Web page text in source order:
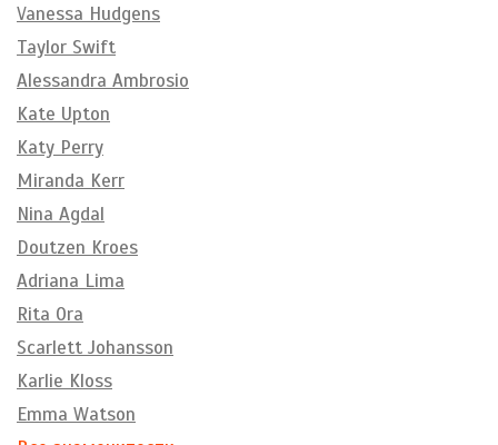
Vanessa Hudgens
Taylor Swift
Alessandra Ambrosio
Kate Upton
Katy Perry
Miranda Kerr
Nina Agdal
Doutzen Kroes
Adriana Lima
Rita Ora
Scarlett Johansson
Karlie Kloss
Emma Watson